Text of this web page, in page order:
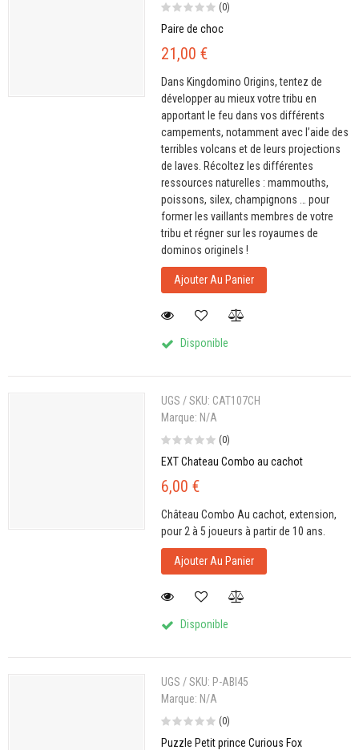
(0)
Paire de choc
21,00 €
Dans Kingdomino Origins, tentez de
développer au mieux votre tribu en
apportant le feu dans vos différents
campements, notamment avec l’aide des
terribles volcans et de leurs projections
de laves. Récoltez les différentes
ressources naturelles : mammouths,
poissons, silex, champignons … pour
former les vaillants membres de votre
tribu et régner sur les royaumes de
dominos originels !
Ajouter Au Panier
Disponible
UGS / SKU: CAT107CH
Marque: N/A
(0)
EXT Chateau Combo au cachot
6,00 €
Château Combo Au cachot, extension,
pour 2 à 5 joueurs à partir de 10 ans.
Ajouter Au Panier
Disponible
UGS / SKU: P-ABI45
Marque: N/A
(0)
Puzzle Petit prince Curious Fox